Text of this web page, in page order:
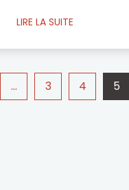
abattement fiscal
LIRE LA SUITE
… 3 4 5